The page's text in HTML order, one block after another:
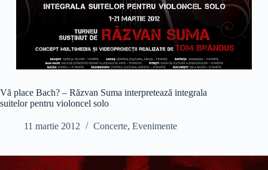
Vă place Bach? – Răzvan Suma interpretează integrala
suitelor pentru violoncel solo
11 martie 2012 Concerte, Evenimente